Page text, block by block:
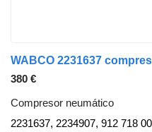
380 €
Compresor neumático
2231637, 2234907, 912 718